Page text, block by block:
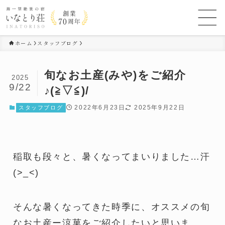
ホーム スタッフブログ
旬なお土産(みや)をご紹介
♪(≧▽≦)/
2025
9/22
スタッフブログ 2022年6月23日 2025年9月22日
稲取も段々と、暑くなってまいりました…汗
(>_<)
そんな暑くなってきた時季に、オススメの旬
なお土産ー涼菓をご紹介したいと思いま